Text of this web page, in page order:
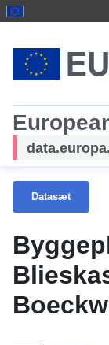
Datasæt